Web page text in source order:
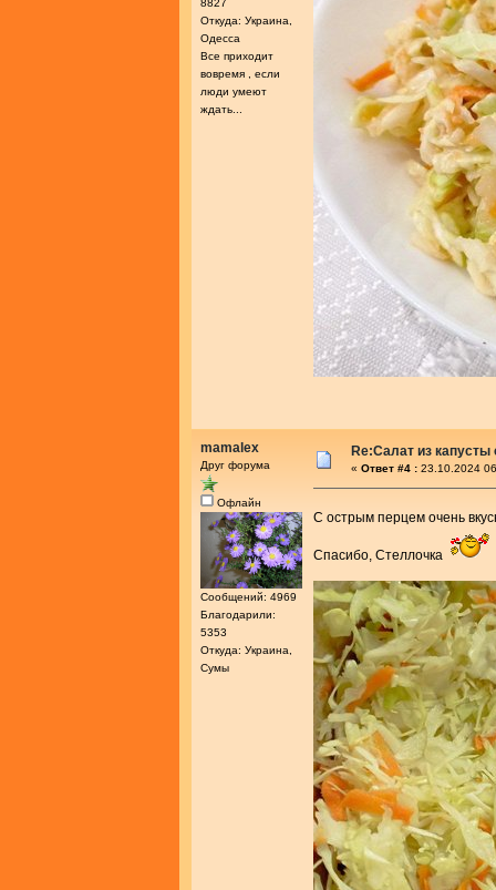
8827
Откуда: Украина,
Одесса
Все приходит
вовремя , если
люди умеют
ждать...
mamalex
Друг форума
Офлайн
Сообщений: 4969
Благодарили:
5353
Откуда: Украина,
Сумы
Re:Салат из
« Ответ #4 : 23.10.2024
С острым перцем очень
Спасибо, Стеллочка